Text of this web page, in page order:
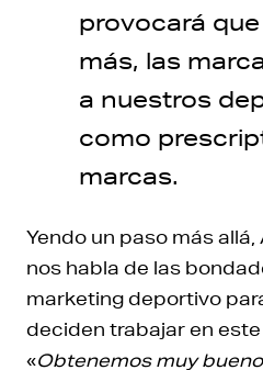
provocará
más, las
a nuestros
como
marcas.
Yendo un paso más
nos habla de las
marketing deportivo
deciden trabajar en
«Obtenemos muy